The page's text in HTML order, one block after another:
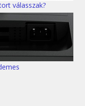
válasszak?